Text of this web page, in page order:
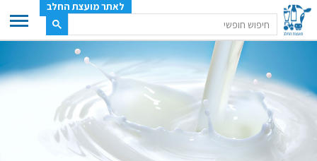
ענף החלב
מועצת החלב
משק החלב
תעשיית החלב
לאתר מועצת החלב